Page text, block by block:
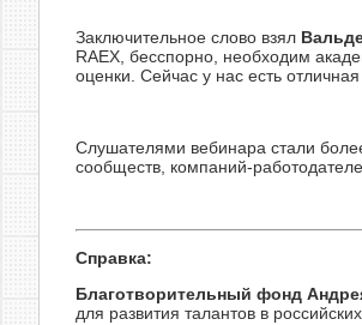
Заключительное слово взял
RAEX, бесспорно, необходим
оценки. Сейчас у нас есть
Слушателями вебинара стали
сообществ, компаний-
Справка:
Благотворительный фонд
для развития талантов в